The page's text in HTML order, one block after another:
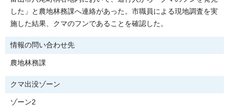
した」と農地林務課へ連絡があった。市職員による現地調査を実
施した結果、クマのフンであることを確認した。
情報の問い合わせ先
農地林務課
クマ出没ゾーン
ゾーン2